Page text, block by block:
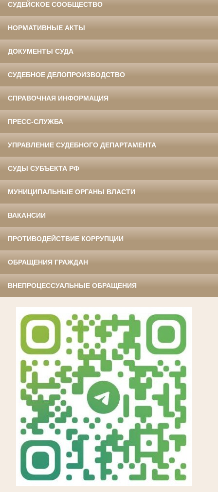
СУДЕЙСКОЕ СООБЩЕСТВО
НОРМАТИВНЫЕ АКТЫ
ДОКУМЕНТЫ СУДА
СУДЕБНОЕ ДЕЛОПРОИЗВОДСТВО
СПРАВОЧНАЯ ИНФОРМАЦИЯ
ПРЕСС-СЛУЖБА
УПРАВЛЕНИЕ СУДЕБНОГО ДЕПАРТАМЕНТА
СУДЫ СУБЪЕКТА РФ
МУНИЦИПАЛЬНЫЕ ОРГАНЫ ВЛАСТИ
ВАКАНСИИ
ПРОТИВОДЕЙСТВИЕ КОРРУПЦИИ
ОБРАЩЕНИЯ ГРАЖДАН
ВНЕПРОЦЕССУАЛЬНЫЕ ОБРАЩЕНИЯ